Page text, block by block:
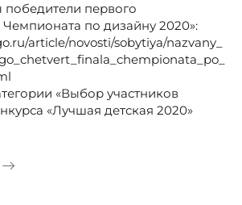
победители первого
Чемпионата по дизайну 2020»:
article/novosti/sobytiya/nazvany_
«Выбор участников
«Лучшая детская 2020»